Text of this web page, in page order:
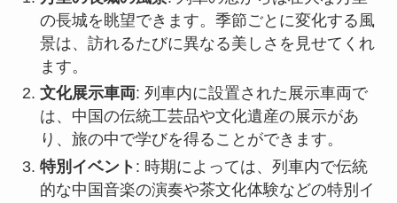
見どころ
万里の長城の風景: 列車の窓からは壮大な万里
の長城を眺望できます。季節ごとに変化する風
景は、訪れるたびに異なる美しさを見せてくれ
ます。